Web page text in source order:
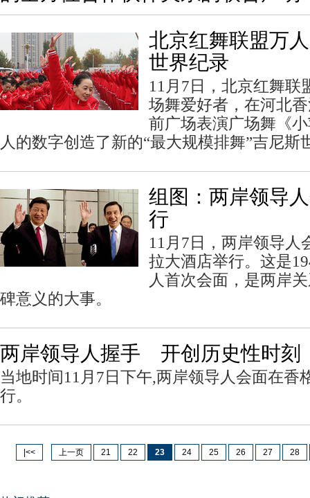
北京红舞联盟万
世界纪录
11月7日，北京红舞联
场舞爱好者，在河北
前广场表演广场舞《
人的数字创造了新的“最大规模排舞”吉尼斯
组图：两岸领导
行
11月7日，两岸领导人
拉大酒店举行。这是
人首次会面，是两岸
碑意义的大事。
两岸领导人握手 开创历史性时刻
当地时间11月7日下午,两岸领导人会面在香
行。
|<< 上一页 21 22 23 24 25 26 27 28